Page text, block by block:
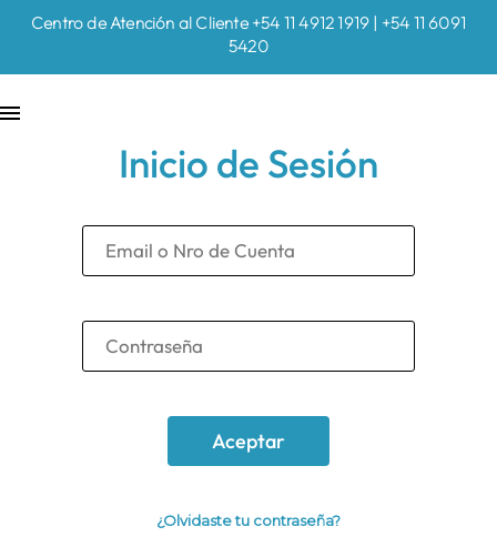
Centro de Atención al Cliente +54 11 4912 1919 | +54 11 6091
5420
Inicio de Sesión
¿Olvidaste tu contraseña?